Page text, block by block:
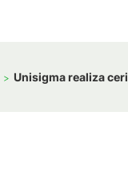
Unisigma realiza